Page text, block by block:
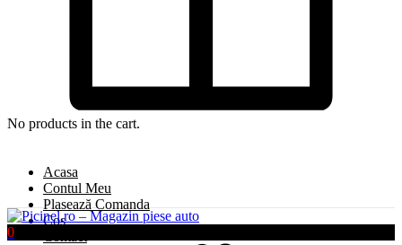
No products in the cart.
Acasa
Contul Meu
Plasează Comanda
Coș
0